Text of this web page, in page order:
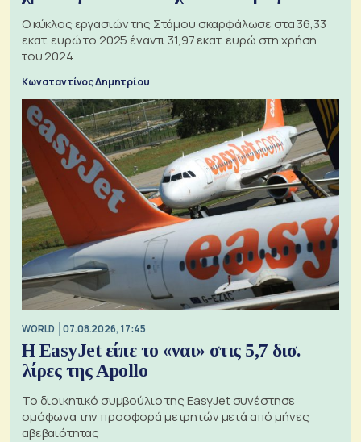
Ο κύκλος εργασιών της Στάμου σκαρφάλωσε στα 36,33
εκατ. ευρώ το 2025 έναντι 31,97 εκατ. ευρώ στη χρήση
του 2024
Κωνσταντίνος Δημητρίου
WORLD 07.08.2026, 17:45
Η EasyJet είπε το «ναι» στις 5,7 δισ.
λίρες της Apollo
Το διοικητικό συμβούλιο της EasyJet συνέστησε
ομόφωνα την προσφορά μετρητών μετά από μήνες
αβεβαιότητας